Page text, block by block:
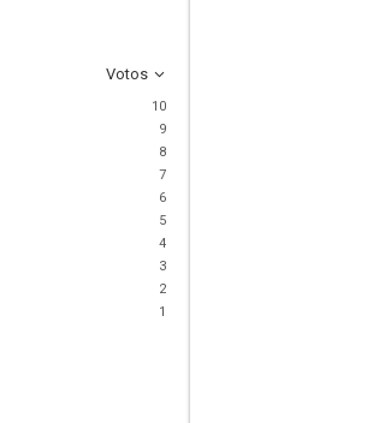
Votos
10
9
8
7
6
5
4
3
2
1